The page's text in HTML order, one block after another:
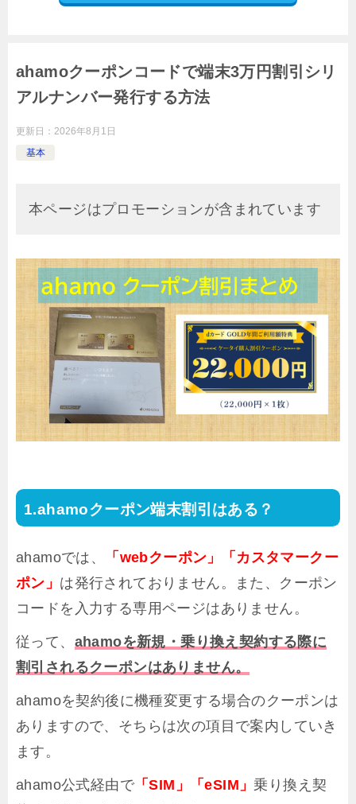
ahamoクーポンコードで端末3万円割引シリ
アルナンバー発行する方法
更新日： 2026年8月1日
基本
本ページはプロモーションが含まれています
ahamoクーポン端末割引はある？
ahamoでは、
「webクーポン」「カスタマークー
ポン」 は発行されておりません。また、クーポン
コードを入力する専用ページはありません。
従って、 ahamoを新規・乗り換え契約する際に
割引されるクーポンはありません。
ahamoを契約後に機種変更する場合のクーポンは
ありますので、そちらは次の項目で案内していき
ます。
ahamo公式経由で「SIM」「eSIM」 乗り換え契